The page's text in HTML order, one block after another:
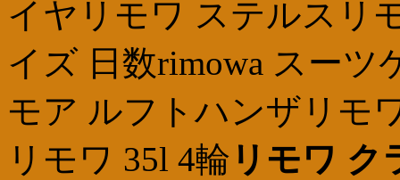
イヤリモワ ステルスリ
イズ 日数rimowa スー
モア ルフトハンザリモ
リモワ 35l 4輪 リモワ ク